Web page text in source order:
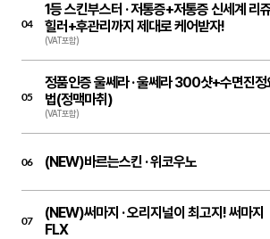
04
1등 스킨부스터 ·저통증+저통증 신세계 리
힐러+후관리까지 제대로 케어받자!
(VAT포함)
05
정품인증 울쎄라 ·울쎄라 300샷+수면진정
법(정맥마취)
(VAT포함)
06 (NEW)바르는스킨 ·위코우노
07 (NEW)써마지 ·오리지널이 최고지! 써마지
FLX